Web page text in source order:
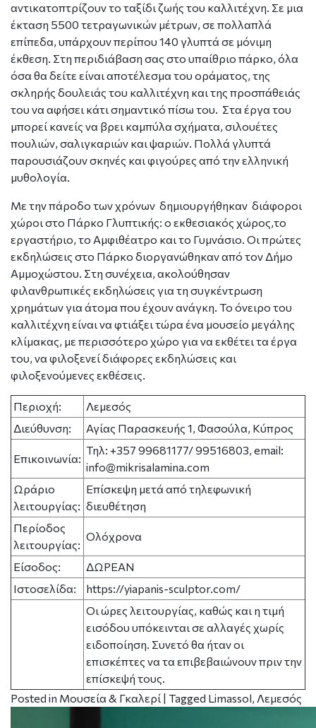
αντικατοπτρίζουν το ταξίδι ζωής του καλλιτέχνη. Σε μια
έκταση 5500 τετραγωνικών μέτρων, σε πολλαπλά
επίπεδα, υπάρχουν περίπου 140 γλυπτά σε μόνιμη
έκθεση. Στη περιδιάβαση σας στο υπαίθριο πάρκο, όλα
όσα θα δείτε είναι αποτέλεσμα του οράματος, της
σκληρής δουλειάς του καλλιτέχνη και της προσπάθειάς
του να αφήσει κάτι σημαντικό πίσω του. Στα έργα του
μπορεί κανείς να βρει καμπύλα σχήματα, σιλουέτες
πουλιών, σαλιγκαριών και ψαριών. Πολλά γλυπτά
παρουσιάζουν σκηνές και φιγούρες από την ελληνική
μυθολογία.
Με την πάροδο των χρόνων δημιουργήθηκαν διάφοροι
χώροι στο Πάρκο Γλυπτικής: o εκθεσιακός χώρος,το
εργαστήριο, το Αμφιθέατρο και το Γυμνάσιο. Οι πρώτες
εκδηλώσεις στο Πάρκο διοργανώθηκαν από τον Δήμο
Αμμοχώστου. Στη συνέχεια, ακολούθησαν
φιλανθρωπικές εκδηλώσεις για τη συγκέντρωση
χρημάτων για άτομα που έχουν ανάγκη. Το όνειρο του
καλλιτέχνη είναι να φτιάξει τώρα ένα μουσείο μεγάλης
κλίμακας, με περισσότερο χώρο για να εκθέτει τα έργα
του, να φιλοξενεί διάφορες εκδηλώσεις και
φιλοξενούμενες εκθέσεις.
Περιοχή:
Λεμεσός
Διεύθυνση:
Αγίας Παρασκευής 1, Φασούλα, Κύπρος
Επικοινωνία:
Τηλ: +357 99681177/ 99516803, email:
info@mikrisalamina.com
Ωράριο
λειτουργίας:
Επίσκεψη μετά από τηλεφωνική
διευθέτηση
Περίοδος
λειτουργίας:
Ολόχρονα
Είσοδος:
ΔΩΡΕΑΝ
Ιστοσελίδα:
https://yiapanis-sculptor.com/
Οι ώρες λειτουργίας, καθώς και η τιμή
εισόδου υπόκεινται σε αλλαγές χωρίς
ειδοποίηση. Συνετό θα ήταν οι
επισκέπτες να τα επιβεβαιώνουν πριν την
επίσκεψή τους.
Posted in Μουσεία & Γκαλερί | Tagged Limassol, Λεμεσός